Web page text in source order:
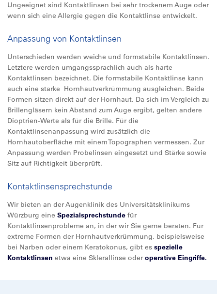
Ungeeignet sind Kontaktlinsen bei sehr trockenem Auge oder
wenn sich eine Allergie gegen die Kontaktlinse entwickelt.
Anpassung von Kontaktlinsen
Unterschieden werden weiche und formstabile Kontaktlinsen.
Letztere werden umgangssprachlich auch als harte
Kontaktlinsen bezeichnet. Die formstabile Kontaktlinse kann
auch eine starke Hornhautverkrümmung ausgleichen. Beide
Formen sitzen direkt auf der Hornhaut. Da sich im Vergleich zu
Brillengläsern kein Abstand zum Auge ergibt, gelten andere
Dioptrien-Werte als für die Brille. Für die
Kontaktlinsenanpassung wird zusätzlich die
Hornhautoberfläche mit einem Topographen vermessen. Zur
Anpassung werden Probelinsen eingesetzt und Stärke sowie
Sitz auf Richtigkeit überprüft.
Kontaktlinsensprechstunde
Wir bieten an der Augenklinik des Universitätsklinikums
Würzburg eine Spezialsprechstunde für
Kontaktlinsenprobleme an, in der wir Sie gerne beraten. Für
extreme Formen der Hornhautverkrümmung, beispielsweise
bei Narben oder einem Keratokonus, gibt es spezielle
Kontaktlinsen etwa eine Sklerallinse oderoperative Eingriffe.